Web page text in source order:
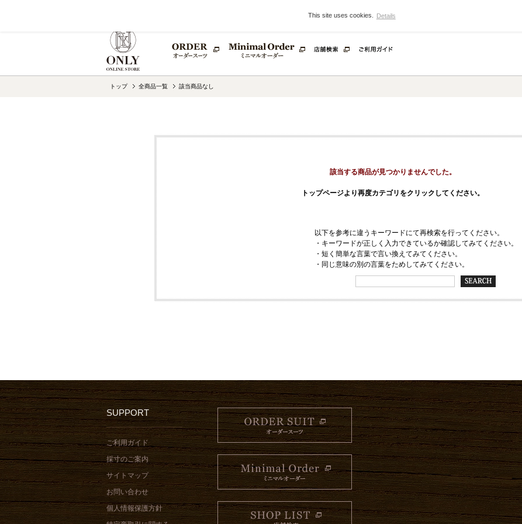
Tailor Made テーラーメイド Minimal Order 店舗検索
トップ 全商品一覧 該当商品なし
該当する商品が見つかりませんでした。
トップページより再度カテゴリをクリックしてください。
以下を参考に違うキーワードにて再検索を行ってください。
・キーワードが正しく入力できているか確認してみてください。
・短く簡単な言葉で言い換えてみてください。
・同じ意味の別の言葉をためしてみてください。
SUPPORT
ご利用ガイド
採寸のご案内
サイトマップ
お問い合わせ
個人情報保護方針
ORDER SUIT オーダースーツ
Minimal Order
SHOP LIST 店舗検索
This site uses cookies. Details